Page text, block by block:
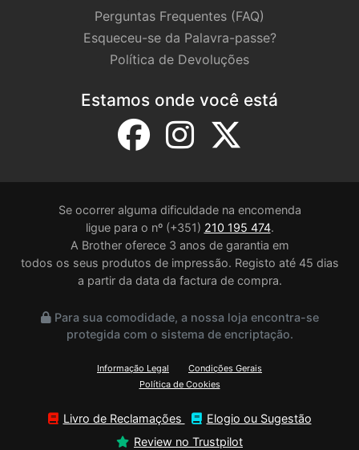
Perguntas Frequentes (FAQ)
Esqueceu-se da Palavra-passe?
Política de Devoluções
Estamos onde você está
Se ocorrer alguma dificuldade na encomenda
ligue para o nº (+351) 210 195 474.
A Brother oferece 3 anos de garantia em
todos os seus produtos de impressão. Registo até 45 dias
a partir da data da factura de compra.
Para sua comodidade, a nossa loja encontra-se
protegida com o sistema de encriptação.
Informação Legal
Condições Gerais
Política de Cookies
Livro de Reclamações
Elogio ou Sugestão
Review no Trustpilot